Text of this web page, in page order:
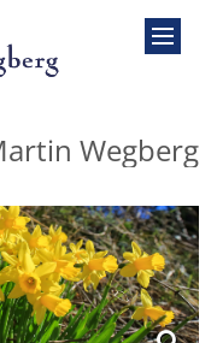
Wegberg